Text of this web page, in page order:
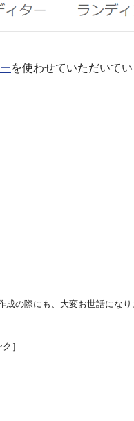
を使わせていただいてい
成の際にも、大変お世話になり
］